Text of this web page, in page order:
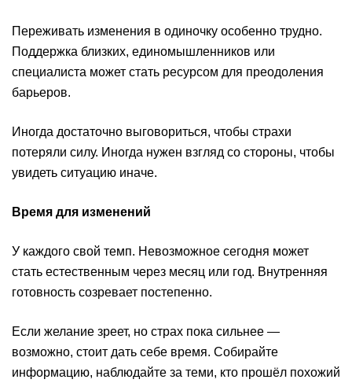
Переживать изменения в одиночку особенно трудно.
Поддержка близких, единомышленников или
специалиста может стать ресурсом для преодоления
барьеров.
Иногда достаточно выговориться, чтобы страхи
потеряли силу. Иногда нужен взгляд со стороны, чтобы
увидеть ситуацию иначе.
Время для изменений
У каждого свой темп. Невозможное сегодня может
стать естественным через месяц или год. Внутренняя
готовность созревает постепенно.
Если желание зреет, но страх пока сильнее —
возможно, стоит дать себе время. Собирайте
информацию, наблюдайте за теми, кто прошёл похожий